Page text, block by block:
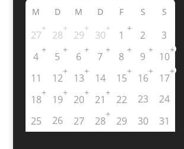
M D M D F S S
27
+
28
+
29
+
30
+
1
+
2
3
4
+
5
+
6
+
7
+
8
+
9
+
10
+
11 12
+
13
+
14 15
+
16
+
17
+
18
+
19
+
20
+
21
+
22 23
24
25
26 27 28
+
29 30 31